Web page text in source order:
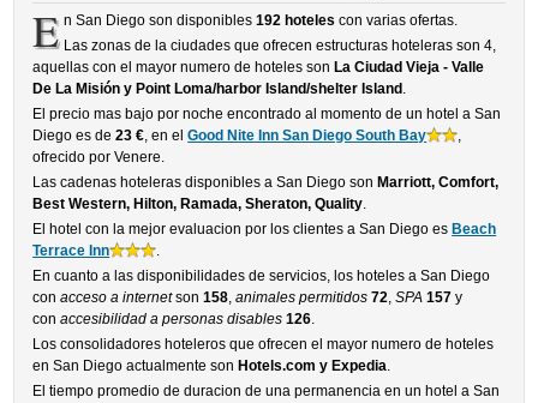
E n San Diego son disponibles 192 hoteles con varias ofertas.
Las zonas de la ciudades que ofrecen estructuras hoteleras son 4,
aquellas con el mayor numero de hoteles son La Ciudad Vieja - Valle
De La Misión y Point Loma/harbor Island/shelter Island .
El precio mas bajo por noche encontrado al momento de un hotel a San
Diego es de23 €, en elGood Nite Inn San Diego South Bay
,
ofrecido por Venere.
Las cadenas hoteleras disponibles a San Diego son Marriott, Comfort,
Best Western, Hilton, Ramada, Sheraton, Quality.
El hotel con la mejor evaluacion por los clientes a San Diego es Beach
Terrace Inn
.
En cuanto a las disponibilidades de servicios, los hoteles a San Diego
conacceso a internetson158,animales permitidos 72,SPA 157 y
conaccesibilidad a personas disables 126.
Los consolidadores hoteleros que ofrecen el mayor numero de hoteles
en San Diego actualmente son Hotels.com y Expedia.
El tiempo promedio de duracion de una permanencia en un hotel a San